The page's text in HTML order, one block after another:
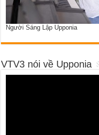
Người Sáng Lập Upponia
VTV3 nói về Upponia